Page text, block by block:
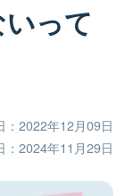
って
：2022年12月09日
：2024年11月29日